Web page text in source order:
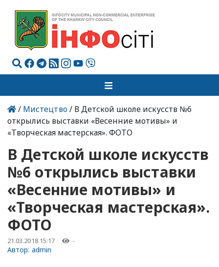
/ Мистецтво/ В Детской школе искусств №6
открылись выставки «Весенние мотивы» и
«Творческая мастерская». ФОТО
В Детской школе искусств
№6 открылись выставки
«Весенние мотивы» и
«Творческая мастерская».
ФОТО
21.03.2018 15:17 -
Автор: admin